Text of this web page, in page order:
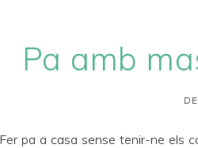
Pa amb
Fer pa a casa sense tenir-ne els